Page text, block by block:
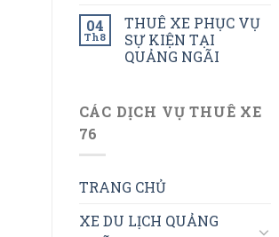
04
Th8
THUÊ XE PHỤC VỤ
SỰ KIỆN TẠI
QUẢNG NGÃI
CÁC DỊCH VỤ THUÊ XE
76
TRANG CHỦ
XE DU LỊCH QUẢNG